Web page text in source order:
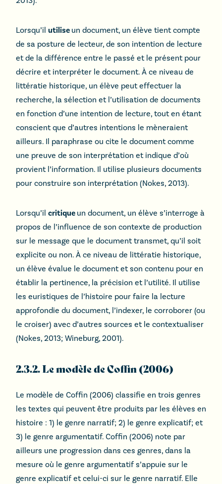
Lorsqu’il utilise un document, un élève tient compte
de sa posture de lecteur, de son intention de lecture
et de la différence entre le passé et le présent pour
décrire et interpréter le document. À ce niveau de
littératie historique, un élève peut effectuer la
recherche, la sélection et l’utilisation de documents
en fonction d’une intention de lecture, tout en étant
conscient que d’autres intentions le mèneraient
ailleurs. Il paraphrase ou cite le document comme
une preuve de son interprétation et indique d’où
provient l’information. Il utilise plusieurs documents
pour construire son interprétation (Nokes, 2013).
Lorsqu’il critique un document, un élève s’interroge à
propos de l’influence de son contexte de production
sur le message que le document transmet, qu’il soit
explicite ou non. À ce niveau de littératie historique,
un élève évalue le document et son contenu pour en
établir la pertinence, la précision et l’utilité. Il utilise
les euristiques de l’histoire pour faire la lecture
approfondie du document, l’indexer, le corroborer (ou
le croiser) avec d’autres sources et le contextualiser
(Nokes, 2013; Wineburg, 2001).
2.3.2. Le modèle de Coffin (2006)
Le modèle de Coffin (2006) classifie en trois genres
les textes qui peuvent être produits par les élèves en
histoire : 1) le genre narratif; 2) le genre explicatif; et
3) le genre argumentatif. Coffin (2006) note par
ailleurs une progression dans ces genres, dans la
mesure où le genre argumentatif s’appuie sur le
genre explicatif et celui-ci sur le genre narratif. Elle